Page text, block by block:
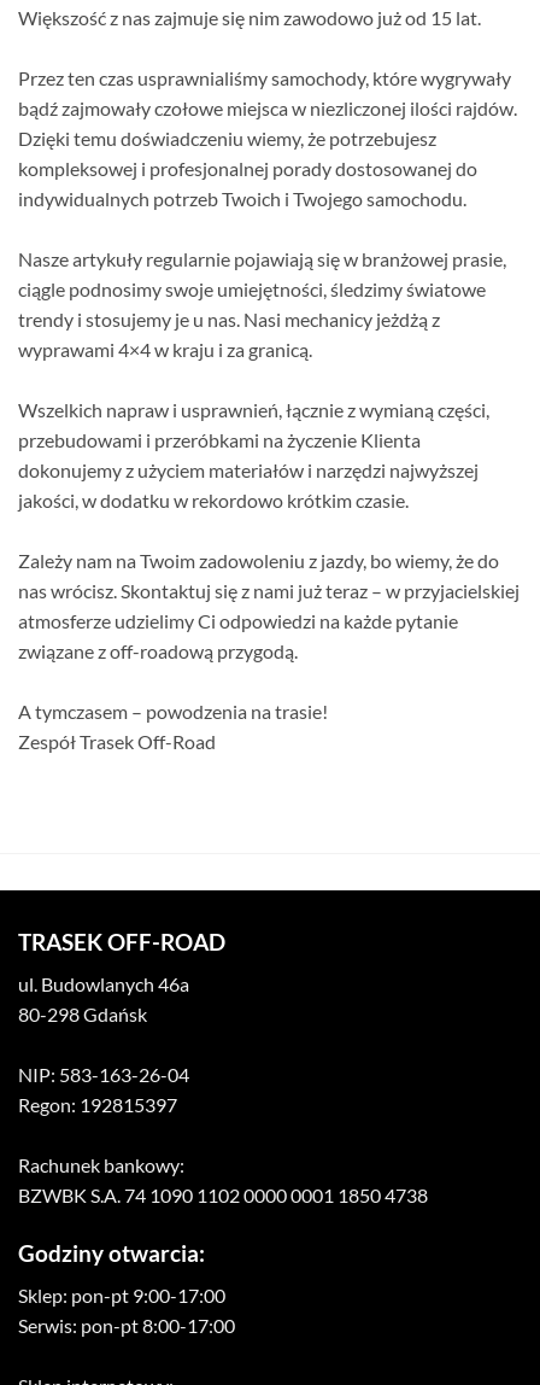
Większość z nas zajmuje się nim zawodowo już od 15 lat.
Przez ten czas usprawnialiśmy samochody, które wygrywały
bądź zajmowały czołowe miejsca w niezliczonej ilości rajdów.
Dzięki temu doświadczeniu wiemy, że potrzebujesz
kompleksowej i profesjonalnej porady dostosowanej do
indywidualnych potrzeb Twoich i Twojego samochodu.
Nasze artykuły regularnie pojawiają się w branżowej prasie,
ciągle podnosimy swoje umiejętności, śledzimy światowe
trendy i stosujemy je u nas. Nasi mechanicy jeżdżą z
wyprawami 4×4 w kraju i za granicą.
Wszelkich napraw i usprawnień, łącznie z wymianą części,
przebudowami i przeróbkami na życzenie Klienta
dokonujemy z użyciem materiałów i narzędzi najwyższej
jakości, w dodatku w rekordowo krótkim czasie.
Zależy nam na Twoim zadowoleniu z jazdy, bo wiemy, że do
nas wrócisz. Skontaktuj się z nami już teraz – w przyjacielskiej
atmosferze udzielimy Ci odpowiedzi na każde pytanie
związane z off-roadową przygodą.
A tymczasem – powodzenia na trasie!
Zespół Trasek Off-Road
TRASEK OFF-ROAD
ul. Budowlanych 46a
80-298 Gdańsk
NIP: 583-163-26-04
Regon: 192815397
Rachunek bankowy:
BZWBK S.A. 74 1090 1102 0000 0001 1850 4738
Godziny otwarcia:
Sklep: pon-pt 9:00-17:00
Serwis: pon-pt 8:00-17:00